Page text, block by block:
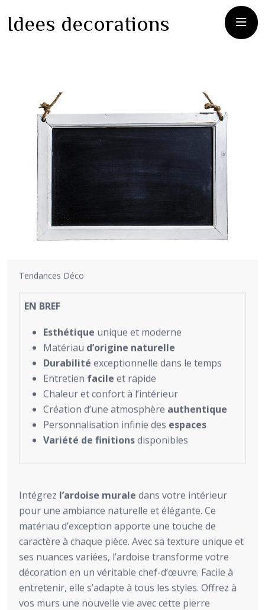
Idees decorations
Tendances Déco
EN BREF
Esthétique unique et moderne
Matériau d’origine naturelle
Durabilité exceptionnelle dans le temps
Entretien facile et rapide
Chaleur et confort à l’intérieur
Création d’une atmosphère authentique
Personnalisation infinie des espaces
Variété de finitionsdisponibles
Intégrez l’ardoise murale dans votre intérieur
pour une ambiance naturelle et élégante. Ce
matériau d’exception apporte une touche de
caractère à chaque pièce. Avec sa texture unique et
ses nuances variées, l’ardoise transforme votre
décoration en un véritable chef-d’œuvre. Facile à
entretenir, elle s’adapte à tous les styles. Offrez à
vos murs une nouvelle vie avec cette pierre